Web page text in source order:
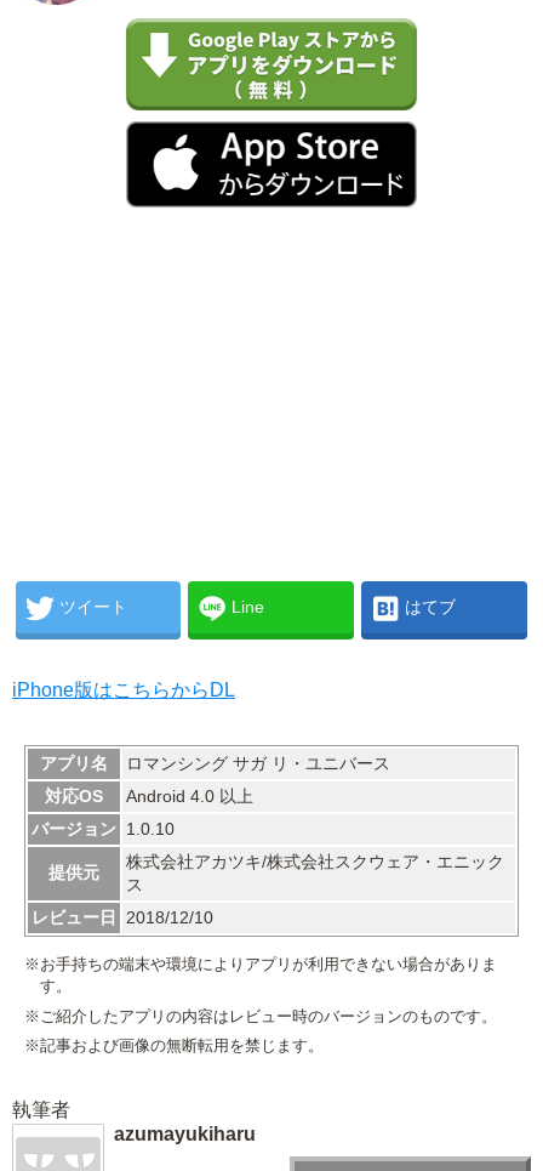
ツイート Line はてブ
iPhone版はこちらからDL
アプリ名
ロマンシング サガ リ・ユニバース
対応OS
Android 4.0 以上
バージョン
1.0.10
提供元
株式会社アカツキ/株式会社スクウェア・エニック
ス
レビュー日
2018/12/10
※お手持ちの端末や環境によりアプリが利用できない場合がありま
す。
※ご紹介したアプリの内容はレビュー時のバージョンのものです。
※記事および画像の無断転用を禁じます。
執筆者
azumayukiharu